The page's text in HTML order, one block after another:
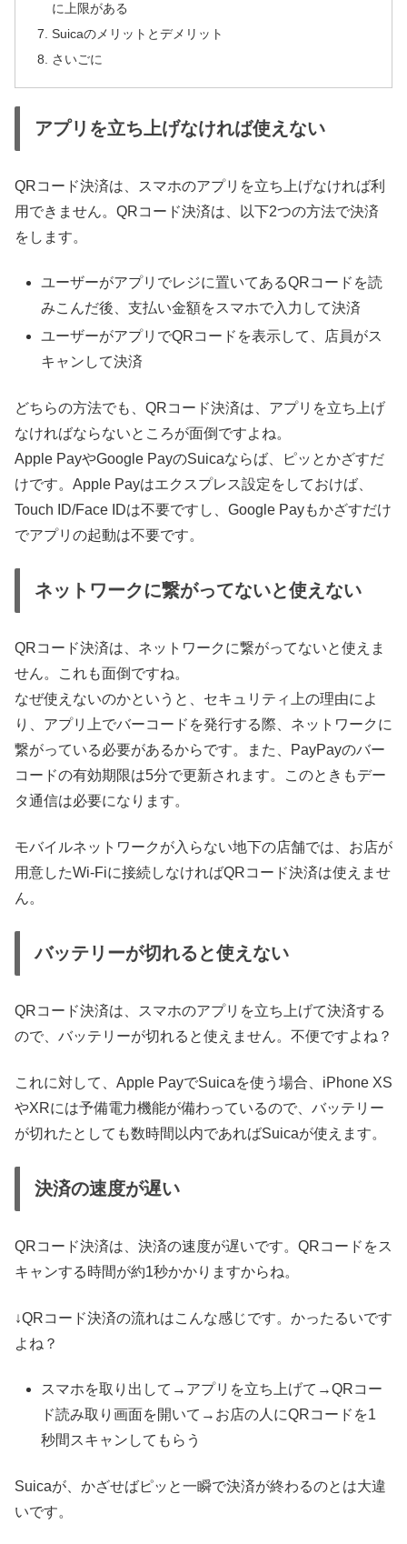
に上限がある
Suicaのメリットとデメリット
さいごに
アプリを立ち上げなければ使えない
QRコード決済は、スマホのアプリを立ち上げなければ利
用できません。QRコード決済は、以下2つの方法で決済
をします。
ユーザーがアプリでレジに置いてあるQRコードを読
みこんだ後、支払い金額をスマホで入力して決済
ユーザーがアプリでQRコードを表示して、店員がス
キャンして決済
どちらの方法でも、QRコード決済は、アプリを立ち上げ
なければならないところが面倒ですよね。
Apple PayやGoogle PayのSuicaならば、ピッとかざすだ
けです。Apple Payはエクスプレス設定をしておけば、
Touch ID/Face IDは不要ですし、Google Payもかざすだけ
でアプリの起動は不要です。
ネットワークに繋がってないと使えない
QRコード決済は、ネットワークに繋がってないと使えま
せん。これも面倒ですね。
なぜ使えないのかというと、セキュリティ上の理由によ
り、アプリ上でバーコードを発行する際、ネットワークに
繋がっている必要があるからです。また、PayPayのバー
コードの有効期限は5分で更新されます。このときもデー
タ通信は必要になります。
モバイルネットワークが入らない地下の店舗では、お店が
用意したWi-Fiに接続しなければQRコード決済は使えませ
ん。
バッテリーが切れると使えない
QRコード決済は、スマホのアプリを立ち上げて決済する
ので、バッテリーが切れると使えません。不便ですよね？
これに対して、Apple PayでSuicaを使う場合、iPhone XS
やXRには予備電力機能が備わっているので、バッテリー
が切れたとしても数時間以内であればSuicaが使えます。
決済の速度が遅い
QRコード決済は、決済の速度が遅いです。QRコードをス
キャンする時間が約1秒かかりますからね。
↓QRコード決済の流れはこんな感じです。かったるいです
よね？
スマホを取り出して→アプリを立ち上げて→QRコー
ド読み取り画面を開いて→お店の人にQRコードを1
秒間スキャンしてもらう
Suicaが、かざせばピッと一瞬で決済が終わるのとは大違
いです。